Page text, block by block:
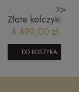
Złote kolczyki
z diamentami
SAE04114
4 490,00 zł
DO KOSZYKA
>